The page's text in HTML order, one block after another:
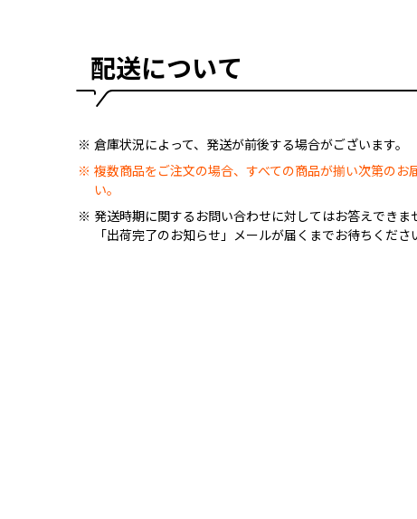
配送について
倉庫状況によって、発送が前後する場合がございます。
複数商品をご注文の場合、すべての商品が揃い次第のお
い。
発送時期に関するお問い合わせに対してはお答えできま
「出荷完了のお知らせ」メールが届くまでお待ちくださ